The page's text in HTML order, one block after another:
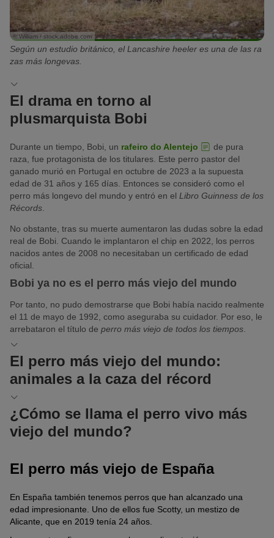
© William / stock.adobe.com
Según un estudio británico, el Lancashire heeler es una de las ra
zas más longevas.
El drama en torno al
plusmarquista Bobi
Durante un tiempo, Bobi, un rafeiro do Alentejo
de pura
raza, fue protagonista de los titulares. Este perro pastor del
ganado murió en Portugal en octubre de 2023 a la supuesta
edad de 31 años y 165 días. Entonces se consideró como el
perro más longevo del mundo y entró en el Libro Guinness de los
Récords
No obstante, tras su muerte aumentaron las dudas sobre la edad
real de Bobi. Cuando le implantaron el chip en 2022, los perros
nacidos antes de 2008 no necesitaban un certificado de edad
oficial.
Bobi ya no es el perro más viejo del mundo
Por tanto, no pudo demostrarse que Bobi había nacido realmente
el 11 de mayo de 1992, como aseguraba su cuidador. Por eso, le
arrebataron el título de perro más viejo de todos los tiempos
El perro más viejo del mundo:
animales a la caza del récord
Los expertos del Libro Guinness de los Récords
escrupulosos en cuanto a la edad correcta de los perros. Esta
fue la experiencia del cuidador de Maggie, una
Maggie murió en 2016, supuestamente a la orgullosa edad de
treinta años. No obstante, su cuidador no pudo presentar
entrada en elLibro Guinness de los Récords . Si la edad hubiera
sido cierta, Maggie habría cumplido unos doscientos años
humanos.
¿Cómo se llama el perro vivo más
viejo del mundo?
aún viven. Nació el 9 de enero de 2001, por lo que actualmente
Este pequeñajo vive con su cuidadora en Florida y figura en el
Libro Guinness de los Récords
como el perro más longevo del
mundo. Puedes seguir sus aventuras en
El perro más viejo de España
En España también tenemos perros que han alcanzado una
edad impresionante. Uno de ellos fue Scotty, un mestizo de
Alicante, que en 2019 tenía 24 años.